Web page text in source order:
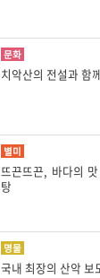
문화
치악산의 전설과 함
별미
뜨끈뜨끈, 바다의
탕
명물
국내 최장의 산악 보